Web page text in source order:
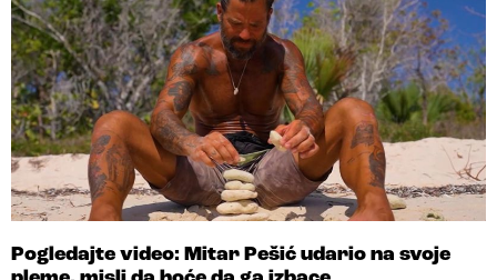
Pogledajte video: Mitar Pešić udario na svoje